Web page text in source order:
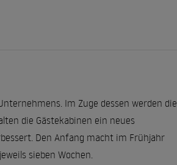
Im Zuge dessen werden die
die Gästekabinen ein neues
Den Anfang macht im Frühjahr
sieben Wochen.